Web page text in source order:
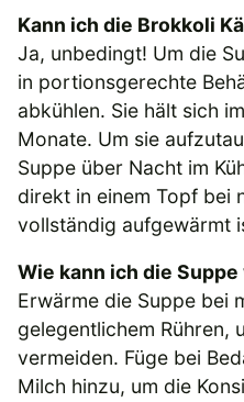
Kann ich die Brokkoli
Ja, unbedingt! Um die
in portionsgerechte
abkühlen. Sie hält sich
Monate. Um sie
Suppe über Nacht im
direkt in einem Topf bei
vollständig aufgewärmt
Wie kann ich die
Erwärme die Suppe bei
gelegentlichem Rühren,
vermeiden. Füge bei
Milch hinzu, um die